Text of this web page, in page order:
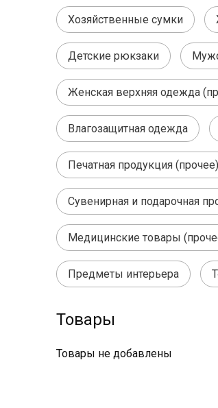
Хозяйственные сумки
Детские рюкзаки
Женская верхняя одежда
Влагозащитная одежда
Печатная продукция (прочее)
Сувенирная и подарочная
Медицинские товары
Предметы интерьера
Товары
Товары не добавлены